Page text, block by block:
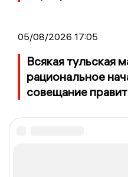
05/08/2026 17:05
Всякая тульская
рациональное
совещание